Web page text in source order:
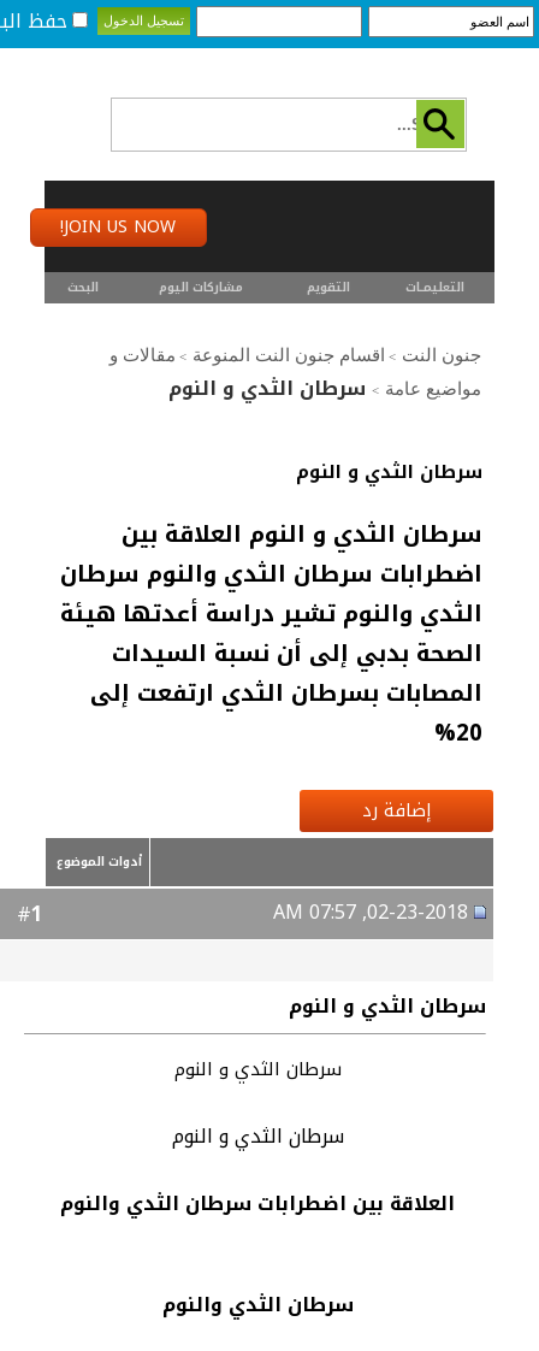
حفظ
JOIN US NOW!
التعليمـــات التقويم مشاركات اليوم البحث
جنون النت > اقسام جنون النت المنوعة > مقالات و
مواضيع عامة > سرطان الثدي و النوم
سرطان الثدي و النوم
سرطان الثدي و النوم العلاقة بين
اضطرابات سرطان الثدي والنوم سرطان
الثدي والنوم تشير دراسة أعدتها هيئة
الصحة بدبي إلى أن نسبة السيدات
المصابات بسرطان الثدي ارتفعت إلى
20%
إضافة رد
أدوات الموضوع
1
سرطان الثدي و النوم
سرطان الثدي و النوم
سرطان الثدي و النوم
العلاقة بين اضطرابات سرطان الثدي والنوم
سرطان الثدي والنوم